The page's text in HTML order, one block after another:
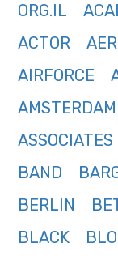
ORG.IL
ACTOR
AIRFORCE
AMSTERDAM
ASSOCIATES
BAND
BERLIN
BLACK